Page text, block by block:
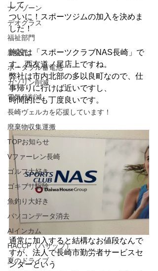
ナノゾーン
デオグラス
福祉部門
新発売
ポータブル蓄電池
ガソリン削減
電気代削減
長崎ヴェルカを応援しています！
廃棄物収集運搬
TOPお知らせ
Vファーレン長崎
ゴルフ大好き
ゴキブリ駆除
魚釣り大好き
パソコンデータ消去
AIインカム
HACCP（ハサップ）
夏のドライブ
して
ついに！スポーツジムの加入を決めま
した！
施設は「スポーツクラブNAS長崎」で
す。西友道ノ尾店上ですね。
弊社は市内北部の多以良町なので、仕
事帰りに行けば近いですし、
時間的にも丁度良いです。
通常に加入すると結構なお値段なんで
すが、法人で長崎市勤労者サービスセ
ンターという